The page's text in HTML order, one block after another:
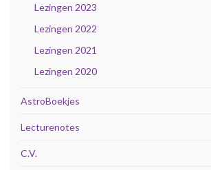
Lezingen 2023
Lezingen 2022
Lezingen 2021
Lezingen 2020
AstroBoekjes
Lecturenotes
C.V.